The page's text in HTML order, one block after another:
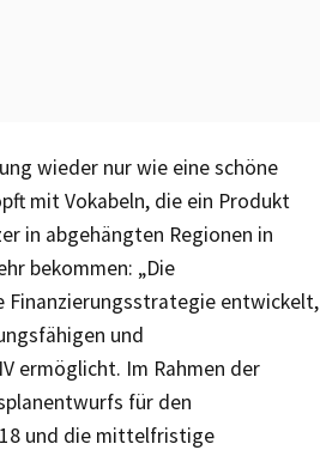
wieder nur wie eine schöne
mit Vokabeln, die ein Produkt
in abgehängten Regionen in
bekommen: „Die
Finanzierungsstrategie entwickelt,
und
ermöglicht. Im Rahmen der
für den
und die mittelfristige